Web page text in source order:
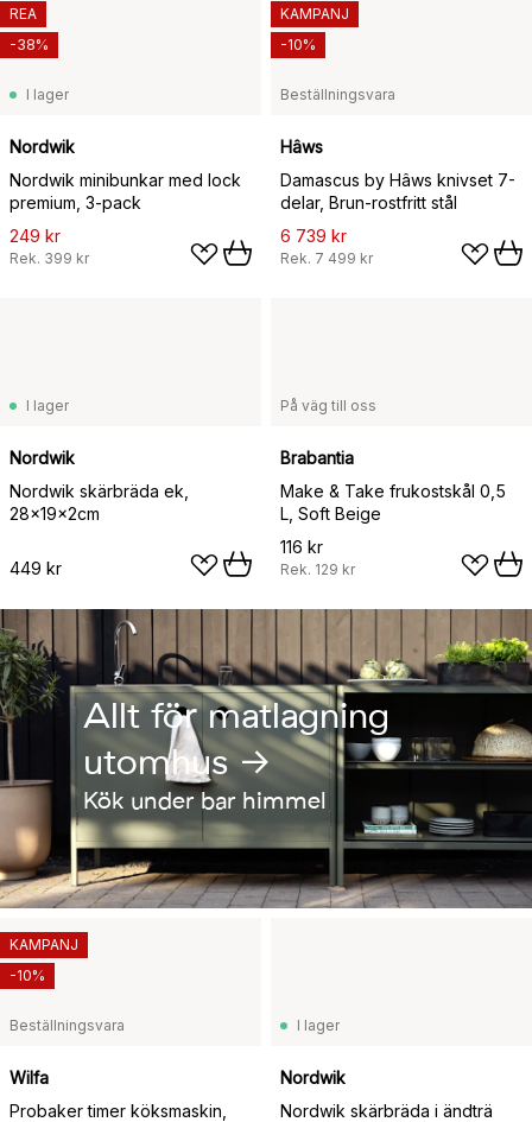
I lager
Nordwik
Nordwik minibunkar med lock
premium, 3-pack
249 kr
Rek. 399 kr
REA
-38%
Beställningsvara
Hâws
Damascus by Hâws knivset 7-
delar, Brun-rostfritt stål
6 739 kr
Rek. 7 499 kr
KAMPANJ
-10%
I lager
Nordwik
Nordwik skärbräda ek,
28x19x2cm
449 kr
På väg till oss
Brabantia
Make & Take frukostskål 0,5
L, Soft Beige
116 kr
Rek. 129 kr
Allt för matlagning
utomhus →
Kök under bar himmel
Beställningsvara
Wilfa
Probaker timer köksmaskin,
KAMPANJ
-10%
I lager
Nordwik
Nordwik skärbräda i ändträ